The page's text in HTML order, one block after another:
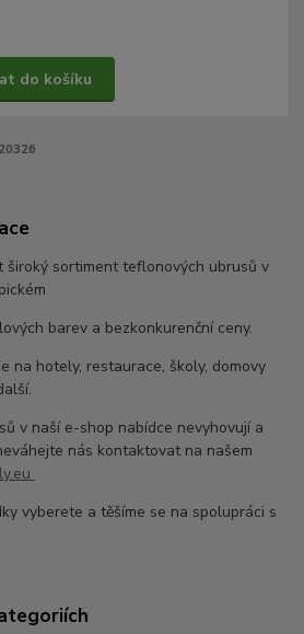
do košíku
20326
široký sortiment teflonových ubrusů v
barev a bezkonkurenční ceny.
na hotely, restaurace, školy, domovy
v naší e-shop nabídce nevyhovují a
nás kontaktovat na našem
vyberete a těšíme se na spolupráci s